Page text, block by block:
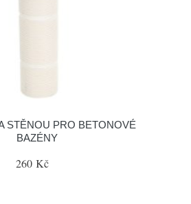
STĚNOU PRO BETONOVÉ
BAZÉNY
260 Kč